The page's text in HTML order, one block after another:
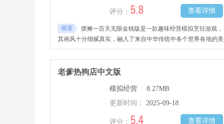
查看详情
评分： 5.8
概要
摆摊一百天无限金钱版是一款趣味经营模拟烹饪游戏，
其画风十分细腻真实，融入了来自中华传统中各个世界各地的美
食佳肴，玩家需要进行摆摊，购买更多新鲜的食材、原材料等进
行烹饪制作，根据每一位顾客的需求烹饪出多样化口味的佳肴，
赚取更多钱财，将你的店铺做大做强，感兴趣的玩家千万不要错
老爹热狗店中文版
模拟经营
8.27MB
更新时间：
2025-09-18
查看详情
评分： 5.4